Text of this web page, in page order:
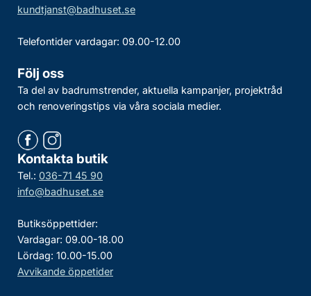
kundtjanst@badhuset.se
Telefontider vardagar: 09.00-12.00
Följ oss
Ta del av badrumstrender, aktuella kampanjer, projektråd
och renoveringstips via våra sociala medier.
Kontakta butik
Tel.: 036-71 45 90
info@badhuset.se
Butiksöppettider:
Vardagar: 09.00-18.00
Lördag: 10.00-15.00
Avvikande öppetider